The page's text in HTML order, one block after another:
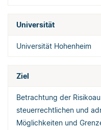
Universität
Universität Hohenheim
Ziel
Betrachtung der
steuerrechtlichen und
Möglichkeiten und